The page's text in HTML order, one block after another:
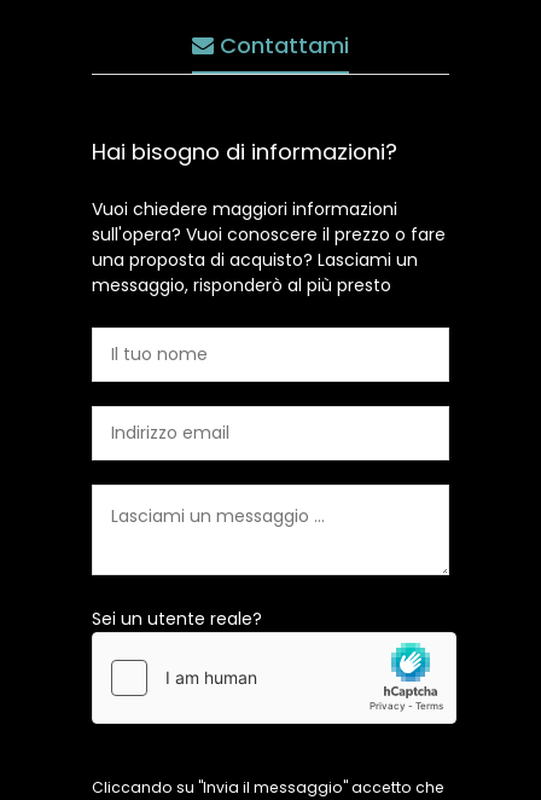
Contattami
Hai bisogno di informazioni?
Vuoi chiedere maggiori informazioni
sull'opera? Vuoi conoscere il prezzo o fare
una proposta di acquisto? Lasciami un
messaggio, risponderò al più presto
Sei un utente reale?
Cliccando su "Invia il messaggio" accetto che